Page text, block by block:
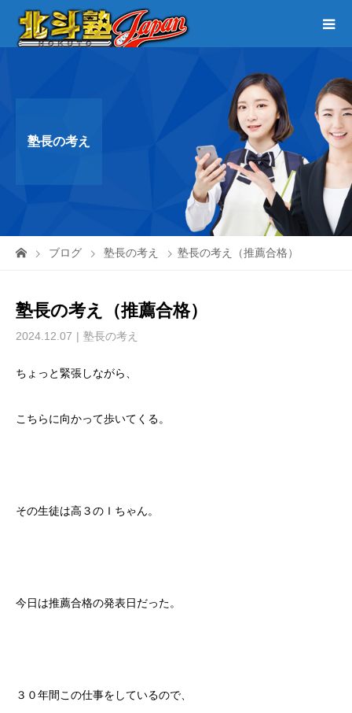
塾長の考え
ブログ 塾長の考え 塾長の考え（推薦合格）
塾長の考え（推薦合格）
2024.12.07 塾長の考え
ちょっと緊張しながら、
こちらに向かって歩いてくる。
その生徒は高３のＩちゃん。
今日は推薦合格の発表日だった。
３０年間この仕事をしているので、